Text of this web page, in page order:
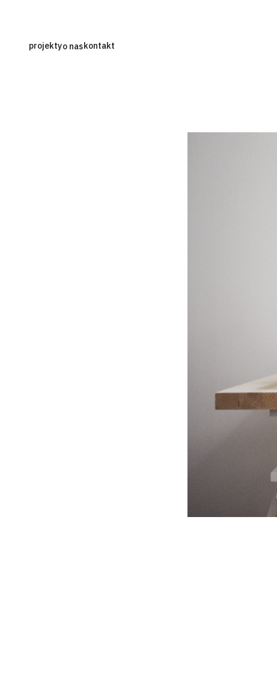
projektyo naskontakt